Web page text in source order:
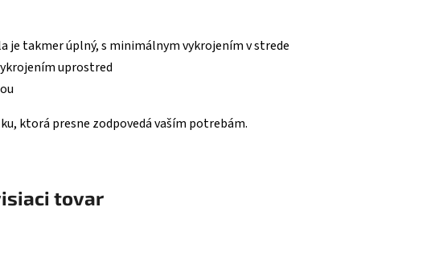
je takmer úplný, s minimálnym vykrojením v strede
uprostred
ktorá presne zodpovedá vaším potrebám.
tovar